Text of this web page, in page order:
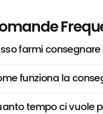
farmi consegnare
funziona la
tempo ci vuole